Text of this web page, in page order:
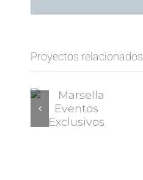
Proyectos relacionados